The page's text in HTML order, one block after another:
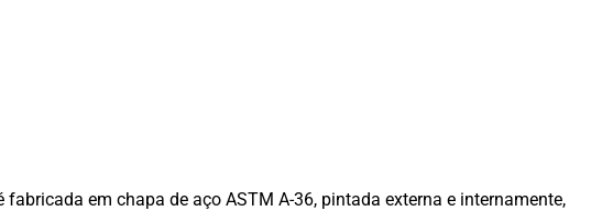
em chapa de aço ASTM A-36, pintada externa e internamente,